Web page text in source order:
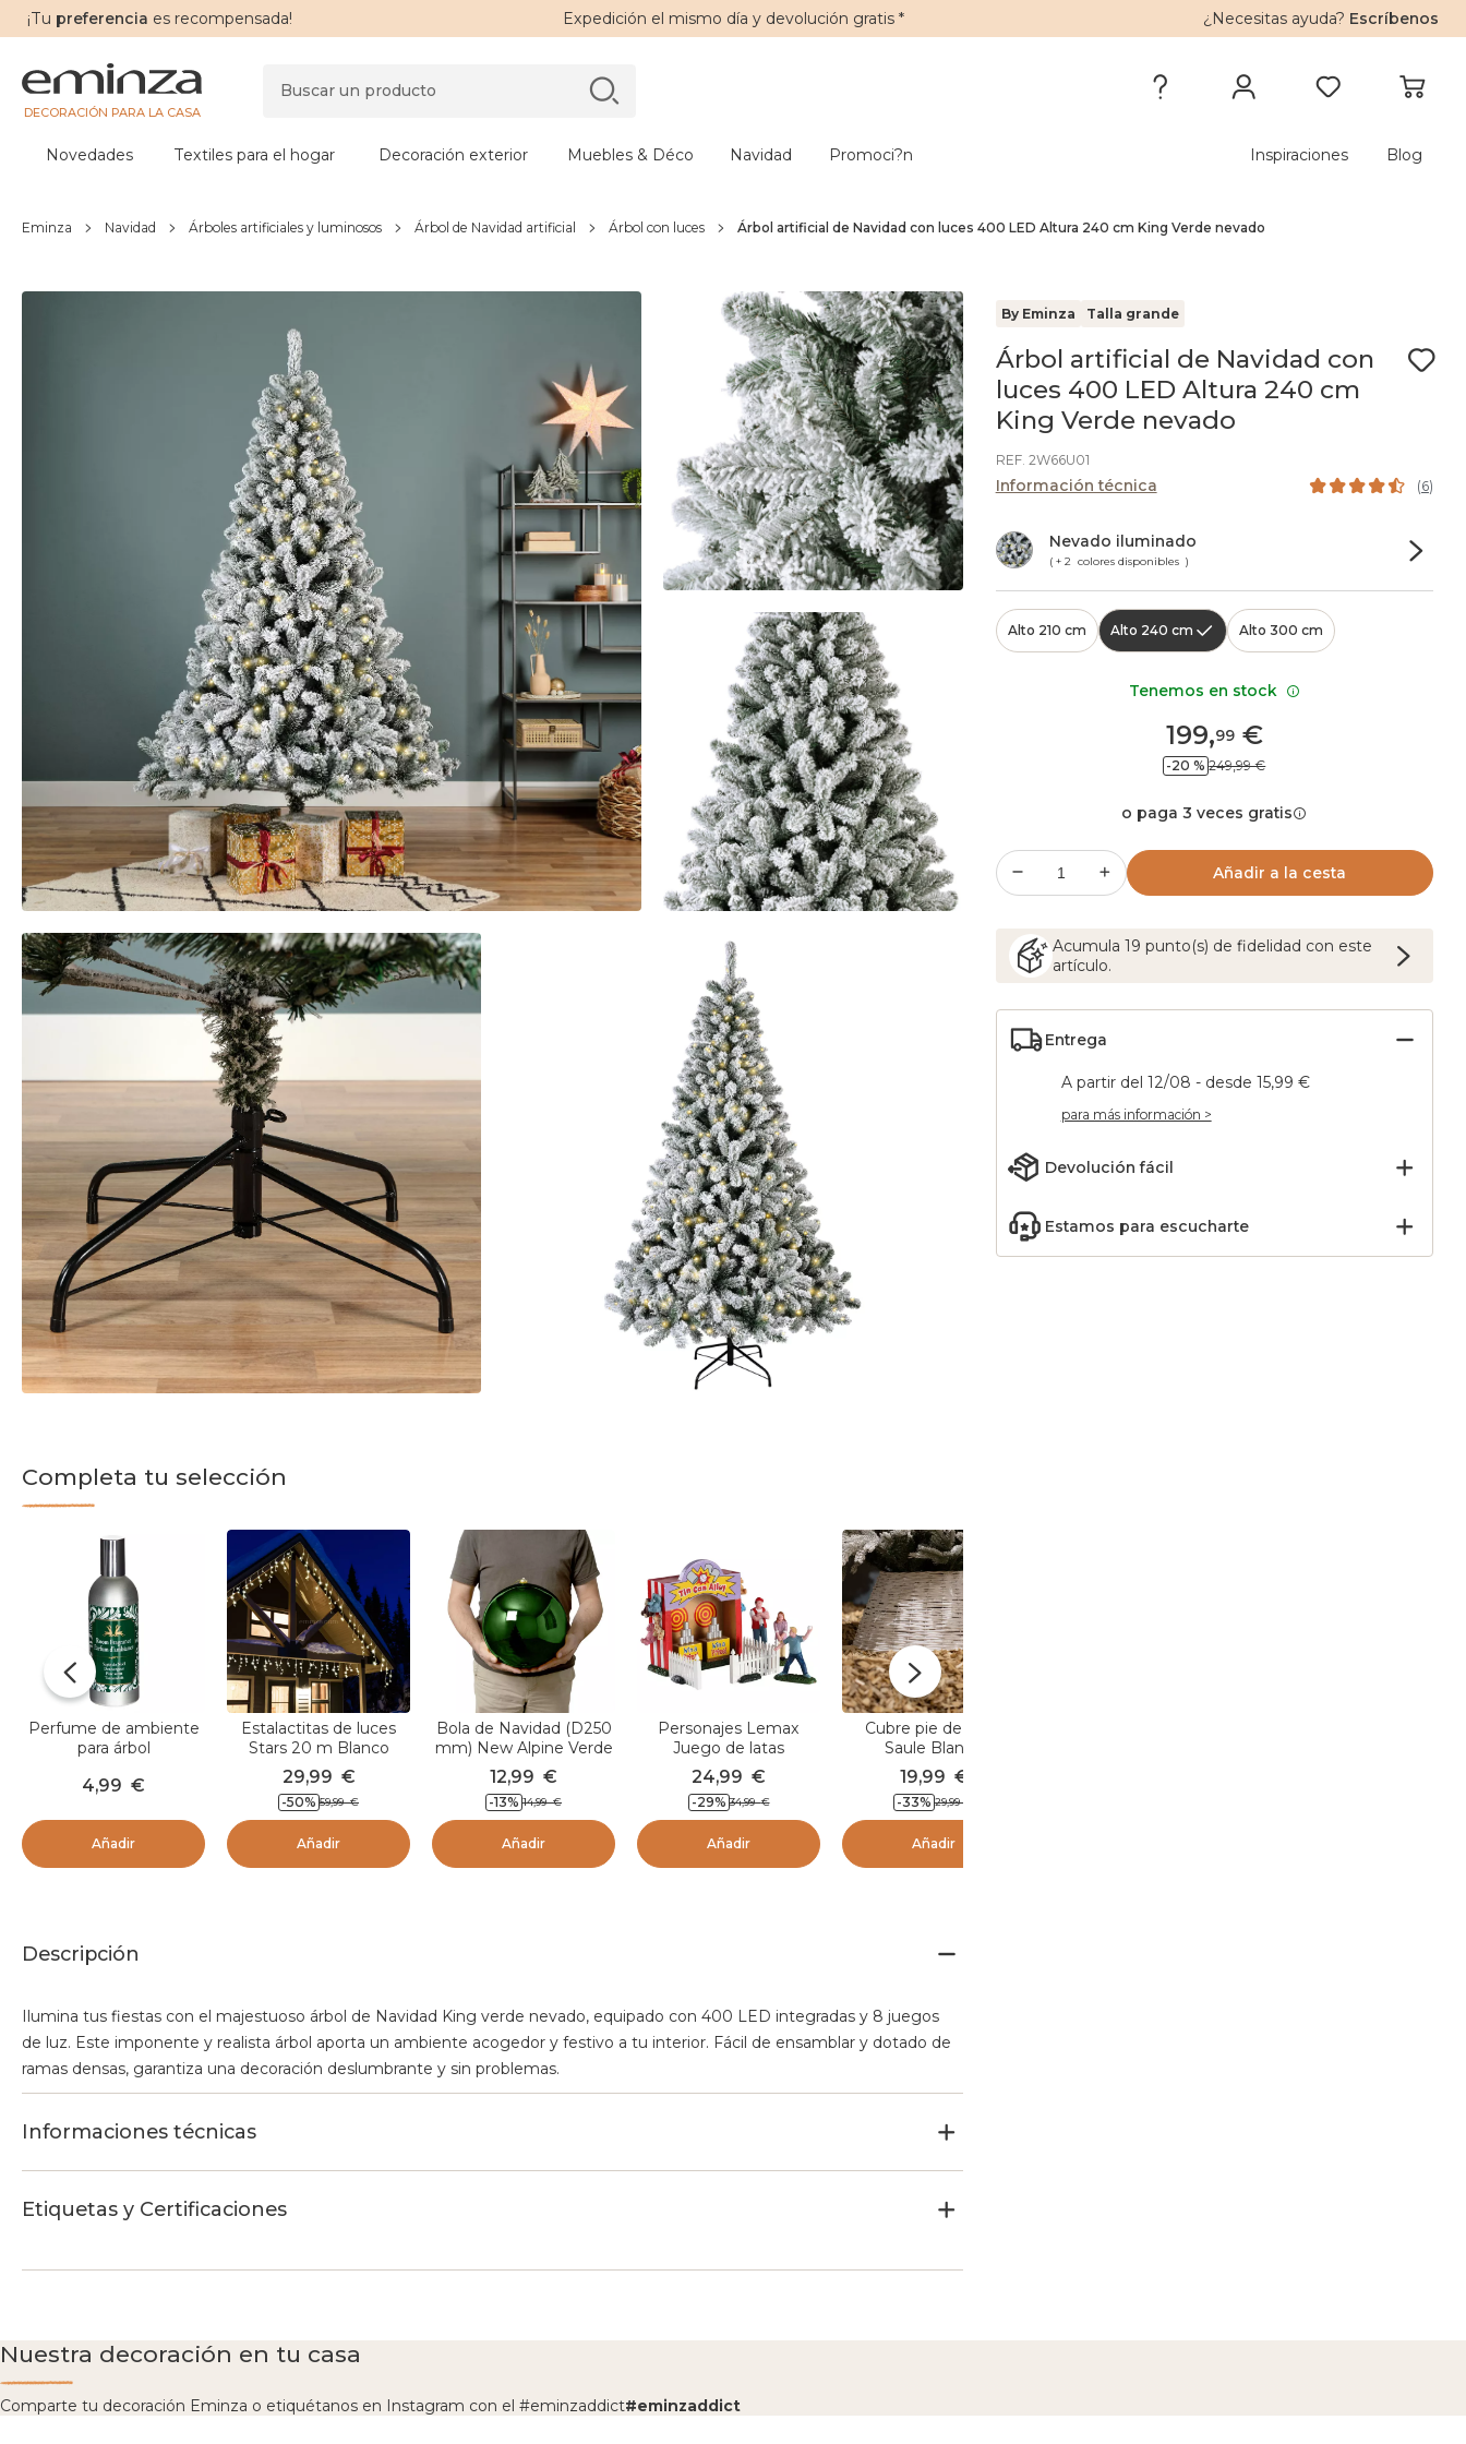
¡Tu preferencia es recompensada! Expedición el mismo día y devolución gratis* ¿Necesitas ayuda? Escríbenos
DECORACIÓN PARA LA CASA
Novedades Textiles para el hogar Decoración exterior Muebles & Déco Navidad Promoci?n Inspiraciones Blog
Eminza Navidad Árboles artificiales y luminosos Árbol de Navidad artificial Árbol con luces Árbol artificial de Navidad con luces 400 LED Altura 240 cm King Verde nevado
By Eminza Talla grande
Árbol artificial de Navidad con
luces 400 LED Altura 240 cm
King Verde nevado
REF. 2W66U01
Información técnica (6)
Nevado iluminado
( + 2 colores disponibles )
Alto 210 cm Alto 240 cm Alto 300 cm
199,99€
-20 % 249,99 €
o paga 3 veces gratis
Añadir a la cesta
Acumula 19 punto(s) de fidelidad con este
artículo.
Entrega
A partir del 12/08 - desde 15,99 €
para más información >
Devolución fácil
Estamos para escucharte
Completa tu selección
Perfume de ambiente
para árbol
4,99 €
Añadir
Estalactitas de luces
Stars 20 m Blanco
cálido 490 LED CB
29,99 €
-50% 59,99 €
Añadir
Bola de Navidad (D250
mm) New Alpine Verde
12,99 €
-13% 14,99 €
Añadir
Personajes Lemax
Juego de latas
24,99 €
-29% 34,99 €
Añadir
Cubre pie de árbol
Saule Blanco
19,99 €
-33% 29,99
Añadir
Descripción
Ilumina tus fiestas con el majestuoso árbol de Navidad King verde nevado, equipado con 400 LED integradas y 8 juegos
de luz. Este imponente y realista árbol aporta un ambiente acogedor y festivo a tu interior. Fácil de ensamblar y dotado de
ramas densas, garantiza una decoración deslumbrante y sin problemas.
Informaciones técnicas
Etiquetas y Certificaciones
Nuestra decoración en tu casa
Comparte tu decoración Eminza o etiquétanos en Instagram con el #eminzaddict